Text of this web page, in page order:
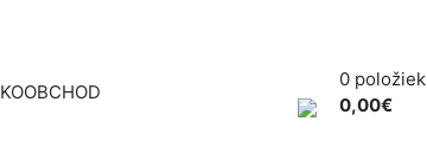
0 položiek
0,00€